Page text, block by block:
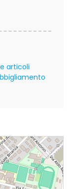
articoli